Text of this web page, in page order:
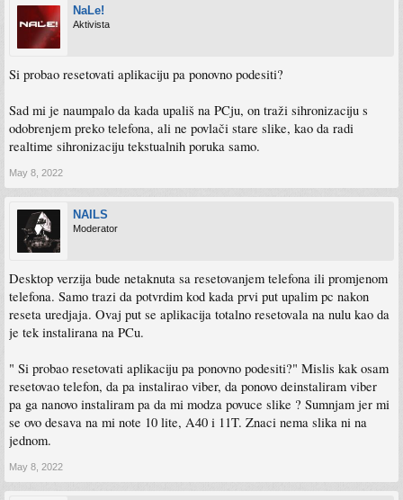
NaLe!
Aktivista
Si probao resetovati aplikaciju pa ponovno podesiti?
Sad mi je naumpalo da kada upališ na PCju, on traži sihronizaciju s
odobrenjem preko telefona, ali ne povlači stare slike, kao da radi
realtime sihronizaciju tekstualnih poruka samo.
May 8, 2022
NAILS
Moderator
Desktop verzija bude netaknuta sa resetovanjem telefona ili promjenom
telefona. Samo trazi da potvrdim kod kada prvi put upalim pc nakon
reseta uredjaja. Ovaj put se aplikacija totalno resetovala na nulu kao da
je tek instalirana na PCu.
" Si probao resetovati aplikaciju pa ponovno podesiti?" Mislis kak osam
resetovao telefon, da pa instalirao viber, da ponovo deinstaliram viber
pa ga nanovo instaliram pa da mi modza povuce slike ? Sumnjam jer mi
se ovo desava na mi note 10 lite, A40 i 11T. Znaci nema slika ni na
jednom.
May 8, 2022